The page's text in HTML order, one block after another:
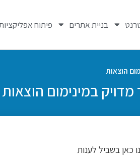
בניית אתרים פיתוח
הוצאות
במינימום הוצאות
בשביל לענות